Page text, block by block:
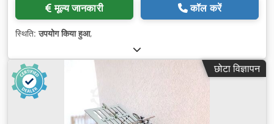
मूल्य जानकारी कॉल करें
स्थिति:उपयोग किया हुआ,
छोटा विज्ञापन